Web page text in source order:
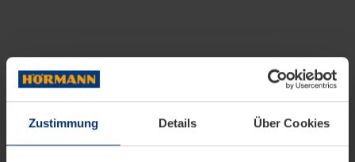
Zustimmung Details Über Cookies